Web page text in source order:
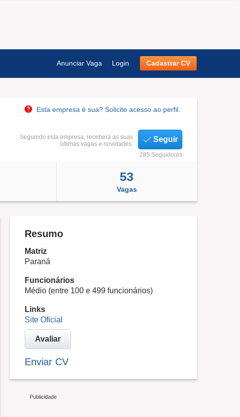
Anunciar Vaga Login Cadastrar CV
Esta empresa é sua? Solicite acesso ao perfil.
Seguindo esta empresa, receberá as suas
últimas vagas e novidades.
Seguir
285 Seguidores
53
Vagas
Resumo
Matriz
Paraná
Funcionários
Médio (entre 100 e 499 funcionários)
Links
Site Oficial
Avaliar
Enviar CV